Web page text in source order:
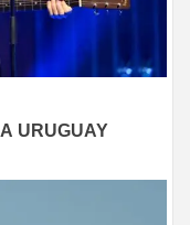
URUGUAY